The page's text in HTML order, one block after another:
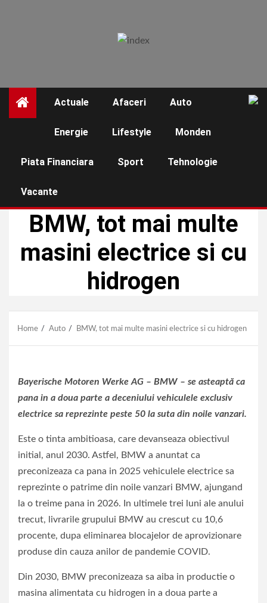
Actuale Afaceri Auto
Energie Lifestyle Monden
Piata Financiara Sport Tehnologie
Vacante
BMW, tot mai multe
masini electrice si cu
hidrogen
Home Auto BMW, tot mai multe masini electrice si cu hidrogen
Bayerische Motoren Werke AG – BMW – se asteaptă ca
pana in a doua parte a deceniului vehiculele exclusiv
electrice sa reprezinte peste 50 la suta din noile vanzari.
Este o tinta ambitioasa, care devanseaza obiectivul
initial, anul 2030. Astfel, BMW a anuntat ca
preconizeaza ca pana in 2025 vehiculele electrice sa
reprezinte o patrime din noile vanzari BMW, ajungand
la o treime pana in 2026. In ultimele trei luni ale anului
trecut, livrarile grupului BMW au crescut cu 10,6
procente, dupa eliminarea blocajelor de aprovizionare
produse din cauza anilor de pandemie COVID.
Din 2030, BMW preconizeaza sa aiba in productie o
masina alimentata cu hidrogen in a doua parte a